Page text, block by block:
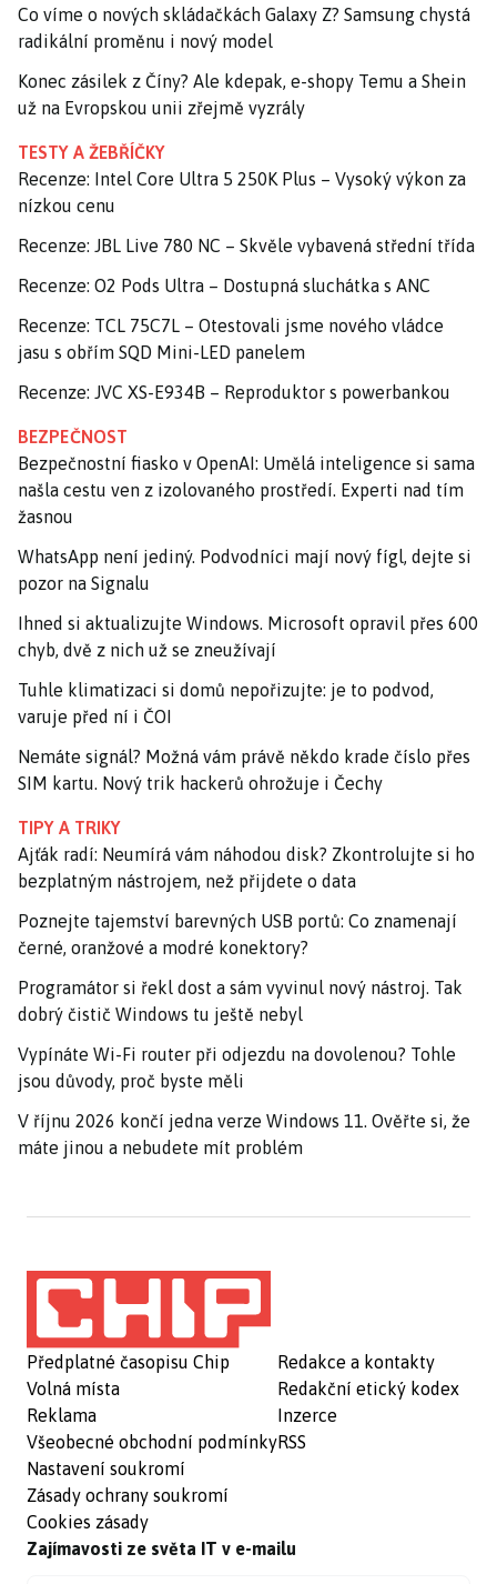
Co víme o nových skládačkách Galaxy Z? Samsung chystá
radikální proměnu i nový model
Konec zásilek z Číny? Ale kdepak, e-shopy Temu a Shein
už na Evropskou unii zřejmě vyzrály
TESTY A ŽEBŘÍČKY
Recenze: Intel Core Ultra 5 250K Plus – Vysoký výkon za
nízkou cenu
Recenze: JBL Live 780 NC – Skvěle vybavená střední třída
Recenze: O2 Pods Ultra – Dostupná sluchátka s ANC
Recenze: TCL 75C7L – Otestovali jsme nového vládce
jasu s obřím SQD Mini-LED panelem
Recenze: JVC XS-E934B – Reproduktor s powerbankou
BEZPEČNOST
Bezpečnostní fiasko v OpenAI: Umělá inteligence si sama
našla cestu ven z izolovaného prostředí. Experti nad tím
žasnou
WhatsApp není jediný. Podvodníci mají nový fígl, dejte si
pozor na Signalu
Ihned si aktualizujte Windows. Microsoft opravil přes 600
chyb, dvě z nich už se zneužívají
Tuhle klimatizaci si domů nepořizujte: je to podvod,
varuje před ní i ČOI
Nemáte signál? Možná vám právě někdo krade číslo přes
SIM kartu. Nový trik hackerů ohrožuje i Čechy
TIPY A TRIKY
Ajťák radí: Neumírá vám náhodou disk? Zkontrolujte si ho
bezplatným nástrojem, než přijdete o data
Poznejte tajemství barevných USB portů: Co znamenají
černé, oranžové a modré konektory?
Programátor si řekl dost a sám vyvinul nový nástroj. Tak
dobrý čistič Windows tu ještě nebyl
Vypínáte Wi-Fi router při odjezdu na dovolenou? Tohle
jsou důvody, proč byste měli
V říjnu 2026 končí jedna verze Windows 11. Ověřte si, že
máte jinou a nebudete mít problém
Předplatné časopisu Chip
Volná místa
Reklama
Všeobecné obchodní podmínky
Nastavení soukromí
Zásady ochrany soukromí
Cookies zásady
Redakce a kontakty
Redakční etický kodex
Inzerce
RSS
Zajímavosti ze světa IT v e-mailu